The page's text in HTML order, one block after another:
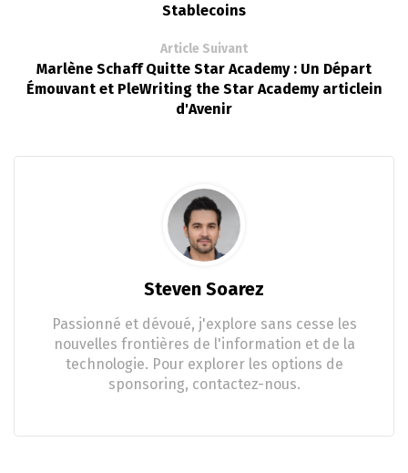
Stablecoins
Article Suivant
Marlène Schaff Quitte Star Academy : Un Départ
Émouvant et PleWriting the Star Academy articlein
d'Avenir
Steven Soarez
Passionné et dévoué, j'explore sans cesse les
nouvelles frontières de l'information et de la
technologie. Pour explorer les options de
sponsoring, contactez-nous.